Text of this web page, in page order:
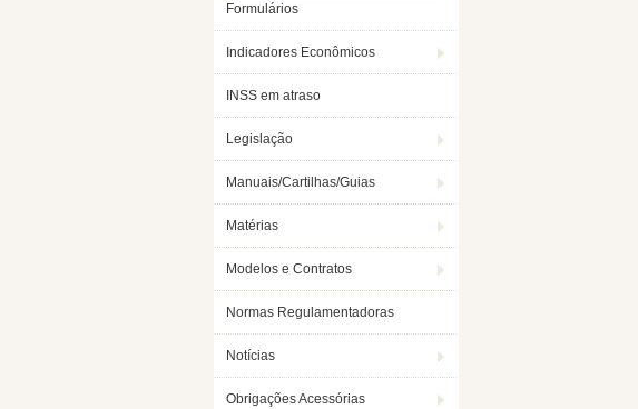
Formulários
Indicadores Econômicos
INSS em atraso
Legislação
Manuais/Cartilhas/Guias
Matérias
Modelos e Contratos
Normas Regulamentadoras
Notícias
Obrigações Acessórias